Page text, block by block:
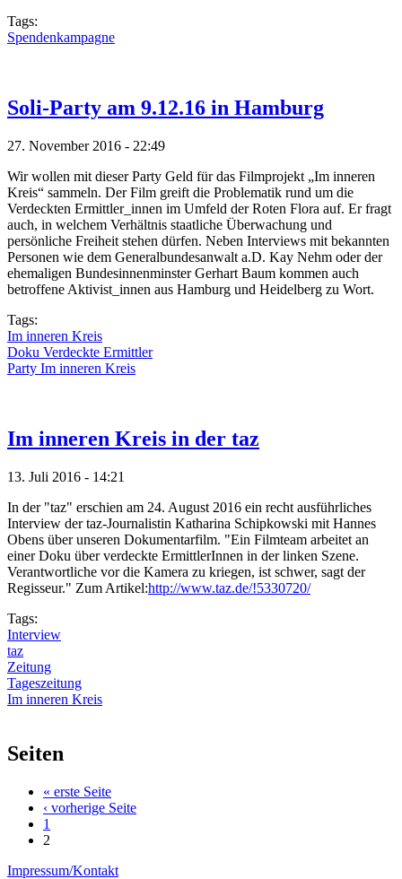
Tags:
Spendenkampagne
Soli-Party am 9.12.16 in Hamburg
27. November 2016 - 22:49
Wir wollen mit dieser Party Geld für das Filmprojekt „Im inneren
Kreis“ sammeln. Der Film greift die Problematik rund um die
Verdeckten Ermittler_innen im Umfeld der Roten Flora auf. Er fragt
auch, in welchem Verhältnis staatliche Überwachung und
persönliche Freiheit stehen dürfen. Neben Interviews mit bekannten
Personen wie dem Generalbundesanwalt a.D. Kay Nehm oder der
ehemaligen Bundesinnenminster Gerhart Baum kommen auch
betroffene Aktivist_innen aus Hamburg und Heidelberg zu Wort.
Tags:
Im inneren Kreis
Doku Verdeckte Ermittler
Party Im inneren Kreis
Im inneren Kreis in der taz
13. Juli 2016 - 14:21
In der "taz" erschien am 24. August 2016 ein recht ausführliches
Interview der taz-Journalistin Katharina Schipkowski mit Hannes
Obens über unseren Dokumentarfilm. "Ein Filmteam arbeitet an
einer Doku über verdeckte ErmittlerInnen in der linken Szene.
Verantwortliche vor die Kamera zu kriegen, ist schwer, sagt der
Regisseur." Zum Artikel:http://www.taz.de/!5330720/
Tags:
Interview
taz
Zeitung
Tageszeitung
Im inneren Kreis
Seiten
« erste Seite
‹ vorherige Seite
1
2
Impressum/Kontakt